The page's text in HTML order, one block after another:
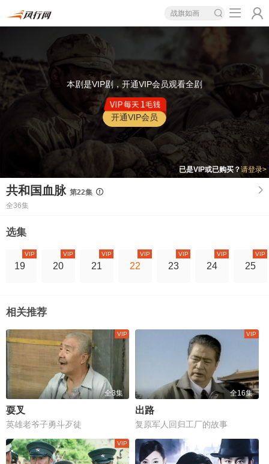
战旗如画
本剧是VIP剧，开通VIP会员观看全剧
开通VIP会员
已是VIP或已购买？请登录>
共和国血脉 第22集
全36集
选集
19
VIP
20
VIP
21
VIP
22
VIP
23
VIP
24
VIP
25
VIP
相关推荐
全3集
耍叉
英雄老爷子勇斗歹徒
全16集
出路
复原军人回归工厂的故事